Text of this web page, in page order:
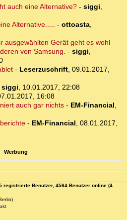
auch eine Alternative?- siggi,
Alternative..... - ottoasta,
ausgewählten Gerät geht es wohl
von Samsung. - siggi,
- Leserzuschrift, 09.01.2017,
siggi, 10.01.2017, 22:08
16:08
auch gar nichts- EM-Financial,
- EM-Financial, 08.01.2017,
Werbung
registrierte Benutzer, 4564 Benutzer online (4